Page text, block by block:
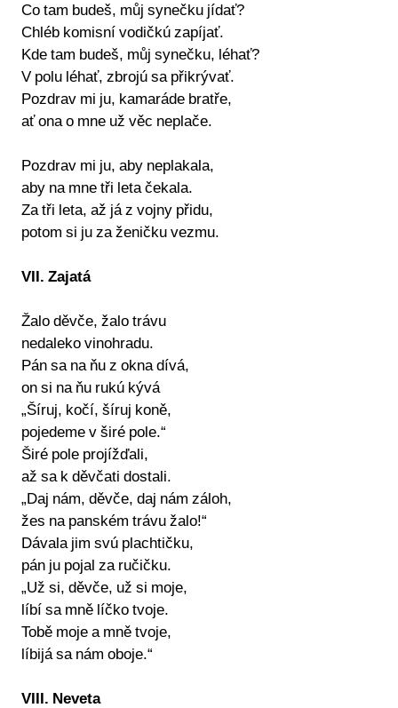
Co tam budeš, můj synečku jídať?
Chléb komisní vodičkú zapíjať.
Kde tam budeš, můj synečku, léhať?
V polu léhať, zbrojú sa přikrývať.
Pozdrav mi ju, kamaráde bratře,
ať ona o mne už věc neplače.
Pozdrav mi ju, aby neplakala,
aby na mne tři leta čekala.
Za tři leta, až já z vojny přidu,
potom si ju za ženičku vezmu.
VII. Zajatá
Žalo děvče, žalo trávu
nedaleko vinohradu.
Pán sa na ňu z okna dívá,
on si na ňu rukú kývá
„Šíruj, kočí, šíruj koně,
pojedeme v širé pole.“
Širé pole projížďali,
až sa k děvčati dostali.
„Daj nám, děvče, daj nám záloh,
žes na panském trávu žalo!“
Dávala jim svú plachtičku,
pán ju pojal za ručičku.
„Už si, děvče, už si moje,
líbí sa mně líčko tvoje.
Tobě moje a mně tvoje,
líbijá sa nám oboje.“
VIII. Neveta